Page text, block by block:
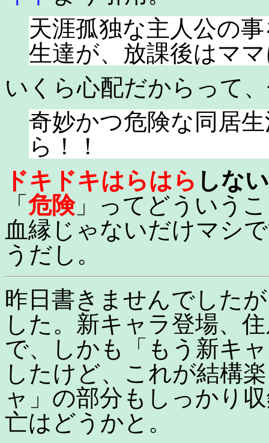
天涯孤独な主人公の
生達が、放課後はマ
いくら心配だからって
奇妙かつ危険な同居
ら！！
ドキドキはらはら しな
「 危険」ってどういう
血縁じゃないだけマシ
うだし。
昨日書きませんでした
した。新キャラ登場、
で、しかも「もう新キ
したけど、これが結構
ャ」の部分もしっかり
亡はどうかと。